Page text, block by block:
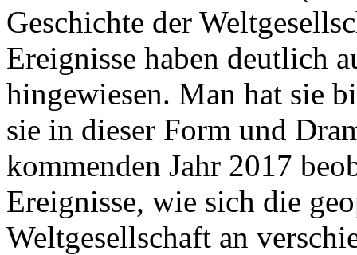
Geschichte der
Ereignisse haben deutlich
hingewiesen. Man hat sie
sie in dieser Form und
kommenden Jahr 2017
Ereignisse, wie sich die
Weltgesellschaft an